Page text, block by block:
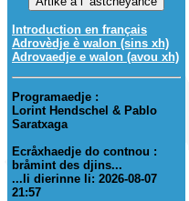
Introduction en français
Adrovèdje è walon (sins xh)
Adrovaedje e walon (avou xh)
Programaedje :
Lorint Hendschel & Pablo
Saratxaga
Ecråxhaedje do contnou :
bråmint des djins...
...li dierinne li: 2026-08-07
21:57